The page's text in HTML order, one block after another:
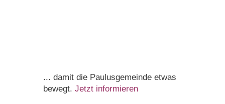
... damit die Paulusgemeinde etwas
bewegt. Jetzt informieren